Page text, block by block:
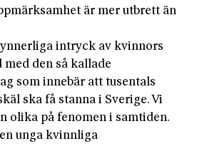
är mer utbrett än
intryck av kvinnors
med den så kallade
som innebär att tusentals
ska få stanna i Sverige. Vi
olika på fenomen i samtiden.
unga kvinnliga